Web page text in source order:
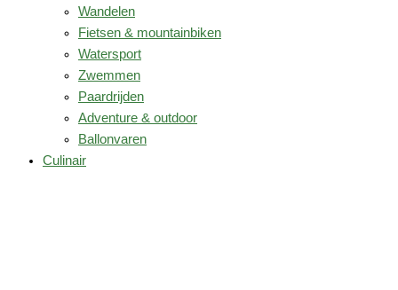
Wandelen
Fietsen & mountainbiken
Watersport
Zwemmen
Paardrijden
Adventure & outdoor
Ballonvaren
Culinair